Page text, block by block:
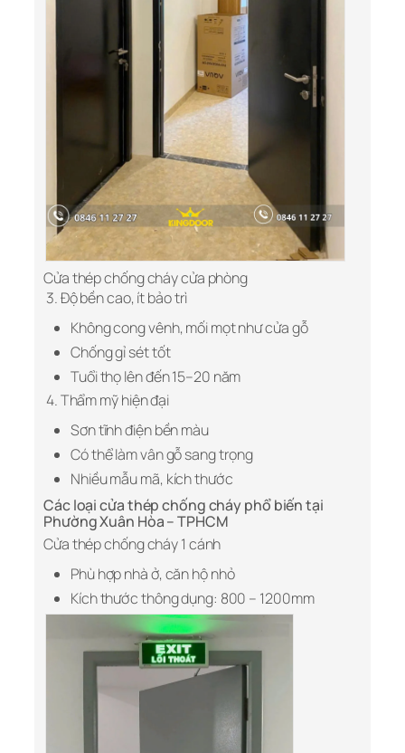
Cửa thép chống cháy cửa phòng
3. Độ bền cao, ít bảo trì
Không cong vênh, mối mọt như cửa gỗ
Chống gỉ sét tốt
Tuổi thọ lên đến 15–20 năm
4. Thẩm mỹ hiện đại
Sơn tĩnh điện bền màu
Có thể làm vân gỗ sang trọng
Nhiều mẫu mã, kích thước
Các loại cửa thép chống cháy phổ biến tại
Phường Xuân Hòa – TPHCM
Cửa thép chống cháy 1 cánh
Phù hợp nhà ở, căn hộ nhỏ
Kích thước thông dụng: 800 – 1200mm